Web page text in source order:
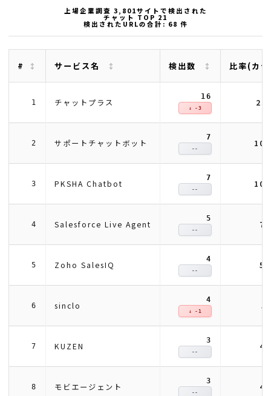
上場企業調査 3,801サイトで検出された
チャット TOP 21
検出されたURLの合計: 68 件
# サービス名 検出数 比率(カ
1 チャットプラス
16
↓ -3
2 サポートチャットボット
7
--
3 PKSHA Chatbot
7
--
4 Salesforce Live Agent
5
--
5 Zoho SalesIQ
4
--
6 sinclo
4
↓ -1
7 KUZEN
3
--
8 モビエージェント
3
--